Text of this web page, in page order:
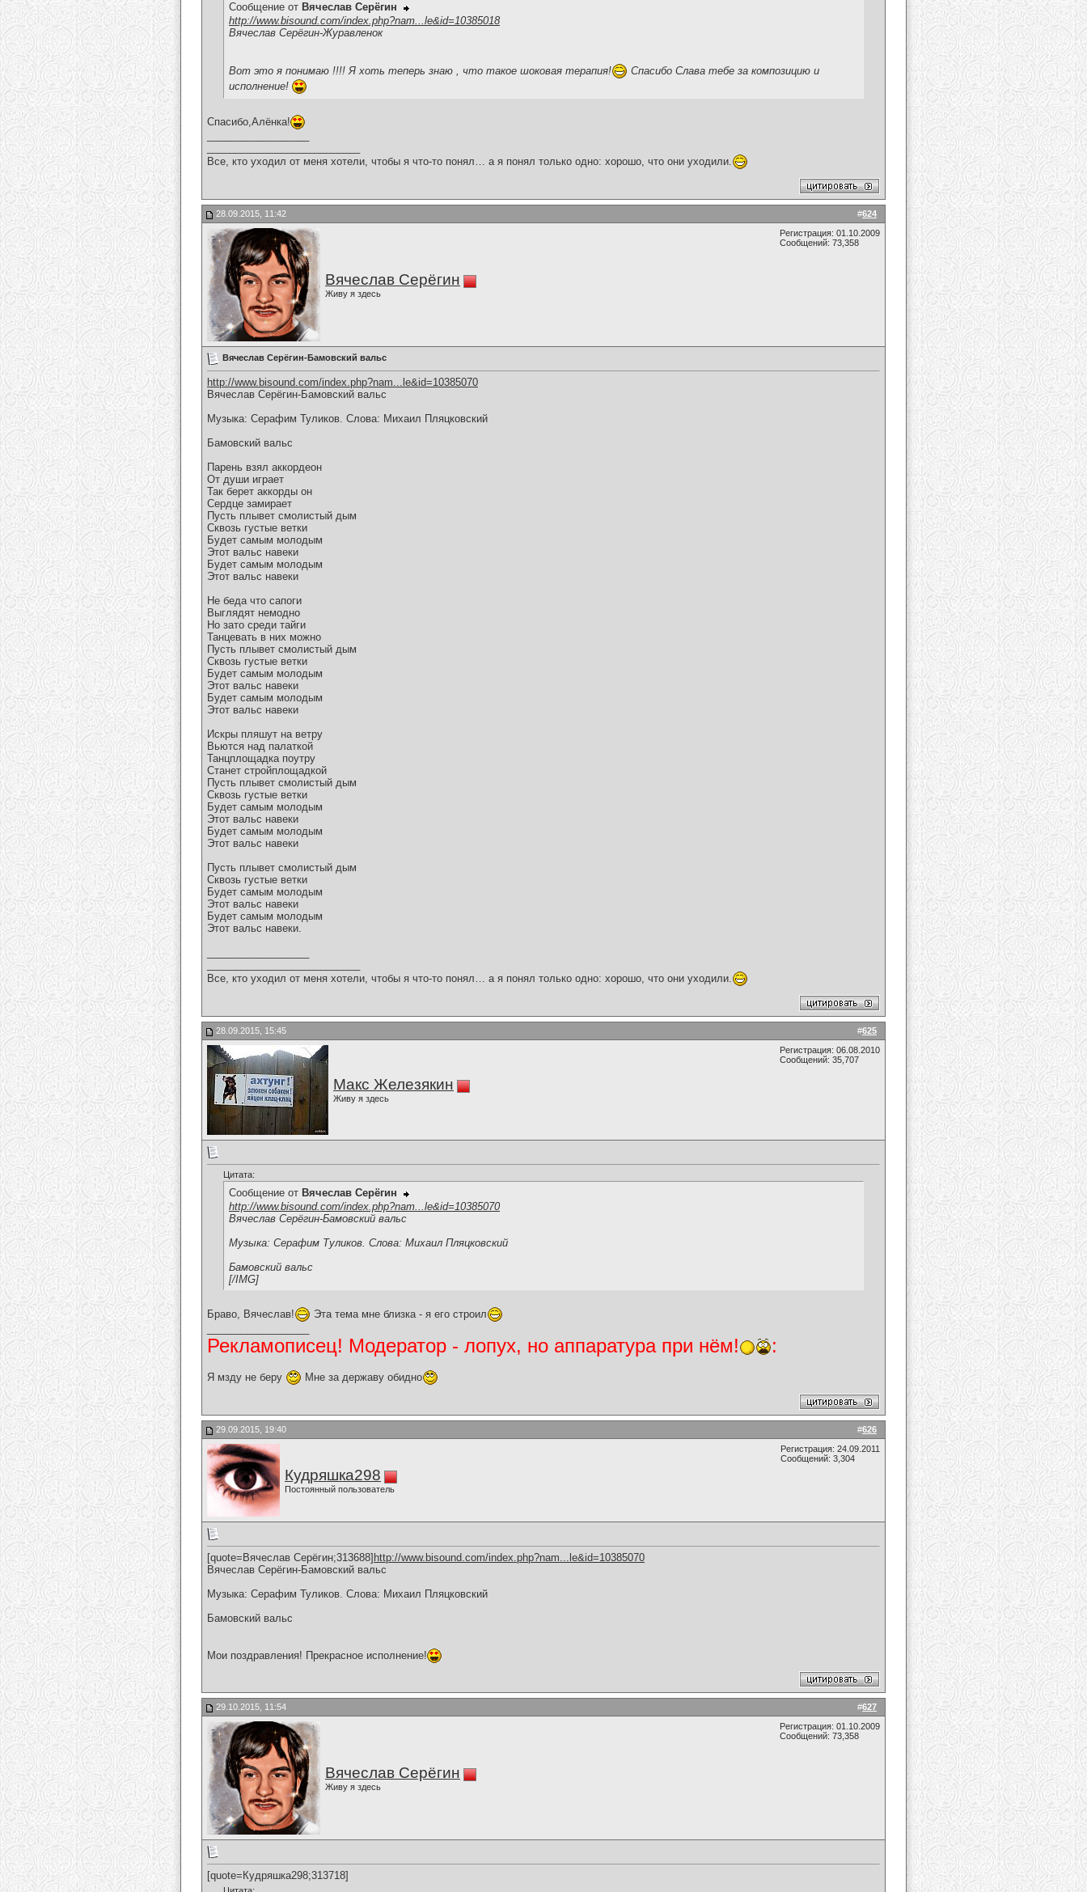
Сообщение от Вячеслав Серёгин
http://www.bisound.com/index.php?nam...le&id=10385018
Вячеслав Серёгин-Журавленок
Вот это я понимаю !!!! Я хоть теперь знаю , что такое шоковая терапия!
Спасибо Слава тебе за композицию и
исполнение!
Спасибо,Алёнка!
Все, кто уходил от меня хотели, чтобы я что-то понял… а я понял только одно: хорошо, что они уходили.
#624
28.09.2015, 11:42
Вячеслав Серёгин
Живу я здесь
Регистрация: 01.10.2009
Сообщений: 73,358
Вячеслав Серёгин-Бамовский вальс
http://www.bisound.com/index.php?nam...le&id=10385070
Вячеслав Серёгин-Бамовский вальс
Музыка: Серафим Туликов. Слова: Михаил Пляцковский
Бамовский вальс
Парень взял аккордеон
От души играет
Так берет аккорды он
Сердце замирает
Пусть плывет смолистый дым
Сквозь густые ветки
Будет самым молодым
Этот вальс навеки
Будет самым молодым
Этот вальс навеки
Не беда что сапоги
Выглядят немодно
Но зато среди тайги
Танцевать в них можно
Пусть плывет смолистый дым
Сквозь густые ветки
Будет самым молодым
Этот вальс навеки
Будет самым молодым
Этот вальс навеки
Искры пляшут на ветру
Вьются над палаткой
Танцплощадка поутру
Станет стройплощадкой
Пусть плывет смолистый дым
Сквозь густые ветки
Будет самым молодым
Этот вальс навеки
Будет самым молодым
Этот вальс навеки
Пусть плывет смолистый дым
Сквозь густые ветки
Будет самым молодым
Этот вальс навеки
Будет самым молодым
Этот вальс навеки.
Все, кто уходил от меня хотели, чтобы я что-то понял… а я понял только одно: хорошо, что они уходили.
#625
28.09.2015, 15:45
Макс Железякин
Живу я здесь
Регистрация: 06.08.2010
Сообщений: 35,707
Цитата:
Сообщение от Вячеслав Серёгин
http://www.bisound.com/index.php?nam...le&id=10385070
Вячеслав Серёгин-Бамовский вальс
Музыка: Серафим Туликов. Слова: Михаил Пляцковский
Бамовский вальс
[/IMG]
Браво, Вячеслав!
Эта тема мне близка - я его строил
Рекламописец! Модератор - лопух, но аппаратура при нём! :
Я мзду не беру Мне за державу обидно
#626
29.09.2015, 19:40
Кудряшка298
Постоянный пользователь
Регистрация: 24.09.2011
Сообщений: 3,304
[quote=Вячеслав Серёгин;313688] http://www.bisound.com/index.php?nam...le&id=10385070
Вячеслав Серёгин-Бамовский вальс
Музыка: Серафим Туликов. Слова: Михаил Пляцковский
Бамовский вальс
Мои поздравления! Прекрасное исполнение!
#627
29.10.2015, 11:54
Вячеслав Серёгин
Живу я здесь
Регистрация: 01.10.2009
Сообщений: 73,358
[quote=Кудряшка298;313718]